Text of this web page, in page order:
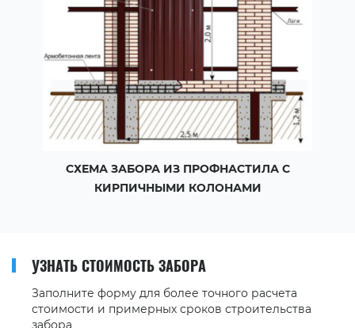
СХЕМА ЗАБОРА ИЗ ПРОФНАСТИЛА С
КИРПИЧНЫМИ КОЛОНАМИ
УЗНАТЬ СТОИМОСТЬ ЗАБОРА
Заполните форму для более точного расчета
стоимости и примерных сроков строительства
забора